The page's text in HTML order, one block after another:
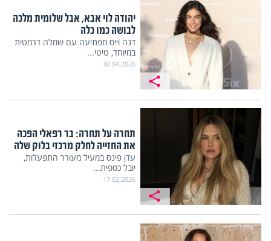
יהודה לוי אבא, אבל שלומית מלכה
לבושה כמו כלה
דנה וייס מפתיעה עם שמלה דרמטית
במיוחד, טיטי...
30.04.2026
תחרה על תחרה: בר רפאלי הפכה
את החזייה לחלק מרכזי בלוק שלה
עדן פינס במעיל מעורר התפעלות,
יובל כספית...
17.02.2026